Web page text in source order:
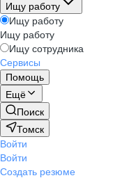
Ищу работу
Ищу работу
Ищу работу
Ищу сотрудника
Сервисы
Помощь
Ещё
Поиск
Томск
Войти
Войти
Создать резюме